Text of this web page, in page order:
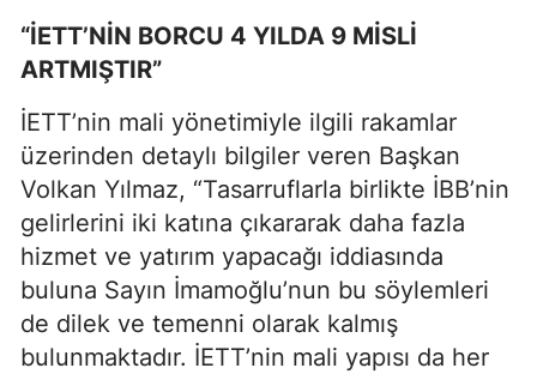
“İETT’NİN BORCU 4 YILDA 9 MİSLİ
ARTMIŞTIR”
İETT’nin mali yönetimiyle ilgili rakamlar
üzerinden detaylı bilgiler veren Başkan
Volkan Yılmaz, “Tasarruflarla birlikte İBB’nin
gelirlerini iki katına çıkararak daha fazla
hizmet ve yatırım yapacağı iddiasında
buluna Sayın İmamoğlu’nun bu söylemleri
de dilek ve temenni olarak kalmış
bulunmaktadır. İETT’nin mali yapısı da her